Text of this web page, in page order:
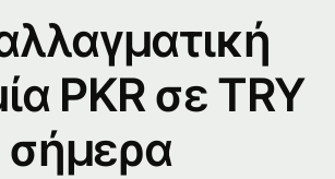
PKR σε TRY
σήμερα